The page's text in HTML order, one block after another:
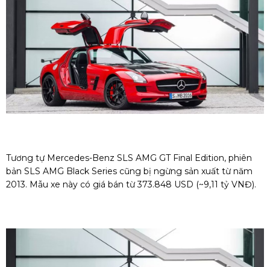
Tương tự Mercedes-Benz SLS AMG GT Final Edition, phiên
bản SLS AMG Black Series cũng bị ngừng sản xuất từ năm
2013. Mẫu xe này có giá bán từ 373.848 USD (~9,11 tỷ VNĐ).